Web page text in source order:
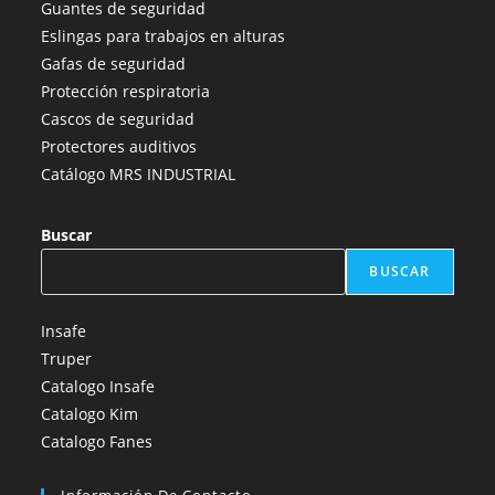
nueva
pestaña
nueva
pestaña
nueva
pestaña
nueva
Guantes de seguridad
Eslingas para trabajos en alturas
Gafas de seguridad
Protección respiratoria
Cascos de seguridad
Protectores auditivos
Catálogo MRS INDUSTRIAL
Buscar
BUSCAR
Insafe
Truper
Catalogo Insafe
Catalogo Kim
Catalogo Fanes